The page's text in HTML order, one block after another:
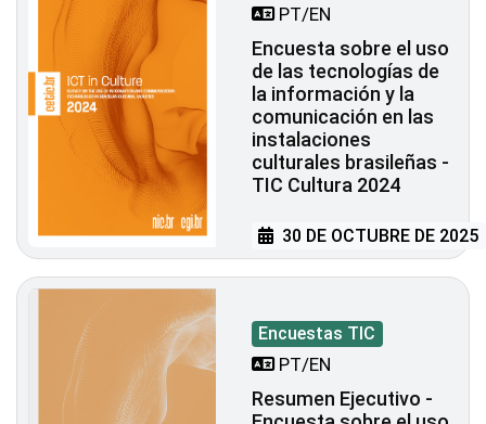
PT/EN
Encuesta sobre el uso
de las tecnologías de
la información y la
comunicación en las
instalaciones
culturales brasileñas -
TIC Cultura 2024
30 DE OCTUBRE DE 2025
Encuestas TIC
PT/EN
Resumen Ejecutivo -